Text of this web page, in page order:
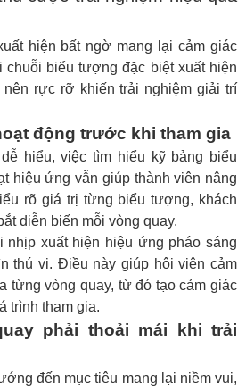
hiện bất ngờ mang lại cảm giác
chuỗi biểu tượng đặc biệt xuất hiện
nên rực rỡ khiến trải nghiệm giải trí
động trước khi tham gia
hiểu, việc tìm hiểu kỹ bảng biểu
hiệu ứng vẫn giúp thành viên nâng
rõ giá trị từng biểu tượng, khách
diễn biến mỗi vòng quay.
nhịp xuất hiện hiệu ứng pháo sáng
thú vị. Điều này giúp hội viên cảm
từng vòng quay, từ đó tạo cảm giác
trình tham gia.
phải thoải mái khi trải
đến mục tiêu mang lại niềm vui,